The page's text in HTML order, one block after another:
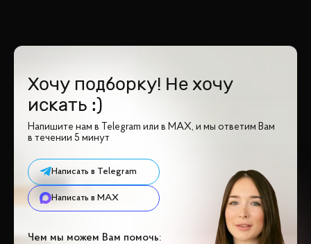
Хочу подборку! Не хочу
искать :)
Напишите нам в Telegram или в MAX, и мы ответим Вам
в течении 5 минут
Написать в Telegram
Написать в MAX
Чем мы можем Вам помочь: